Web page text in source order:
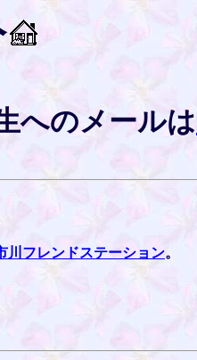
へのメールは
川フレンドステーション。